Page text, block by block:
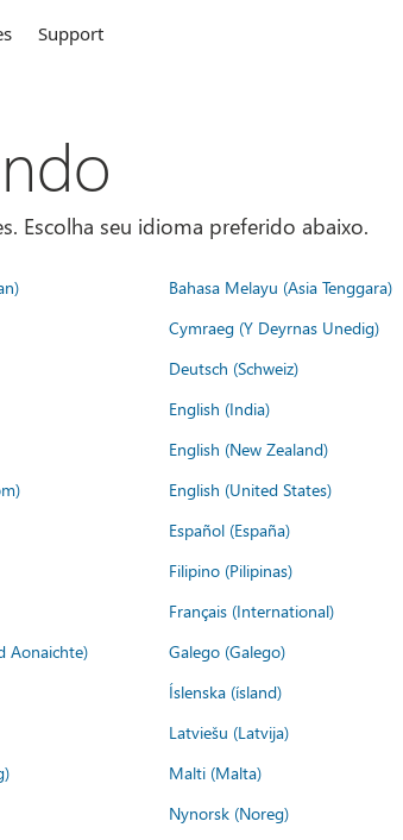
Support
Escolha seu idioma preferido abaixo.
Bahasa Melayu (Asia Tenggara)
Cymraeg (Y Deyrnas Unedig)
Deutsch (Schweiz)
English (India)
English (New Zealand)
English (United States)
Español (España)
Filipino (Pilipinas)
Français (International)
Aonaichte) Galego (Galego)
Íslenska (ísland)
Latviešu (Latvija)
Malti (Malta)
Nynorsk (Noreg)